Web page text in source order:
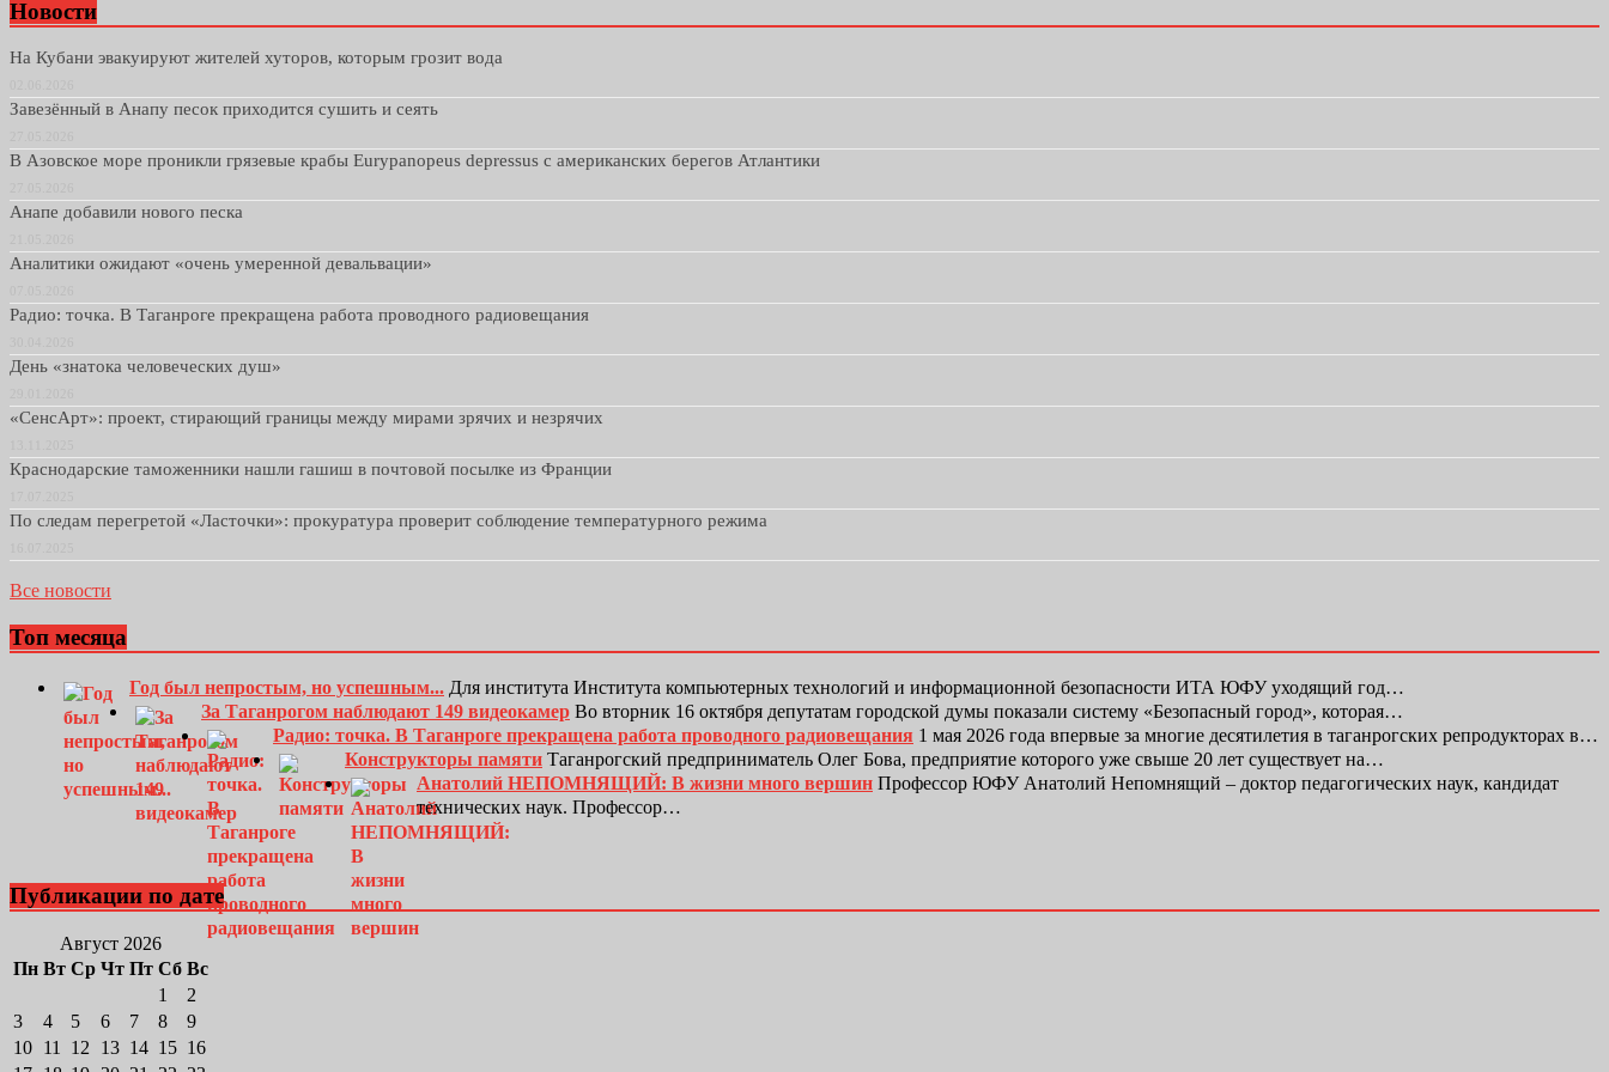
Новости
На Кубани эвакуируют жителей хуторов, которым грозит вода
Завезённый в Анапу песок приходится сушить и сеять
В Азовское море проникли грязевые крабы Eurypanopeus depressus с американских берегов Атлантики
Анапе добавили нового песка
Аналитики ожидают «очень умеренной девальвации»
Радио: точка. В Таганроге прекращена работа проводного радиовещания
День «знатока человеческих душ»
«СенсАрт»: проект, стирающий границы между мирами зрячих и незрячих
Краснодарские таможенники нашли гашиш в почтовой посылке из Франции
По следам перегретой «Ласточки»: прокуратура проверит соблюдение температурного режима
Все новости
Топ месяца
Год был непростым, но успешным... Для института Института компьютерных технологий и информационной безопасности ИТА ЮФУ уходящий год…
За Таганрогом наблюдают 149 видеокамер Во вторник 16 октября депутатам городской думы показали систему «Безопасный город», которая…
Радио: точка. В Таганроге прекращена работа проводного радиовещания 1 мая 2026 года впервые за многие десятилетия в таганрогских репродукторах в…
Конструкторы памяти Таганрогский предприниматель Олег Бова, предприятие которого уже свыше 20 лет существует на…
Анатолий НЕПОМНЯЩИЙ: В жизни много вершин Профессор ЮФУ Анатолий Непомнящий – доктор педагогических наук, кандидат
технических наук. Профессор…
Публикации по дате
Август 2026
Пн Вт Ср Чт Пт Сб Вс
1
2
3
4 5 6 7 8
9
10 11 12 13 14 15 16